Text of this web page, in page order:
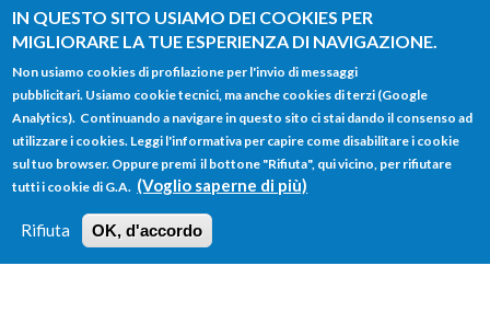
IN QUESTO SITO USIAMO DEI COOKIES PER
MIGLIORARE LA TUE ESPERIENZA DI NAVIGAZIONE.
Non usiamo cookies di profilazione per l'invio di messaggi
pubblicitari. Usiamo cookie tecnici, ma anche cookies di terzi (Google
Analytics). Continuando a navigare in questo sito ci stai dando il consenso ad
utilizzare i cookies. Leggi l'informativa per capire come disabilitare i cookie
sul tuo browser. Oppure premi il bottone "Rifiuta", qui vicino, per rifiutare
tutti i cookie di G.A. (Voglio saperne di più)
Rifiuta OK, d'accordo
Salta al contenuto principale
FORM
DI
RICERCA
Main menu
HOME TUTTI I PROFILI
LOGIN